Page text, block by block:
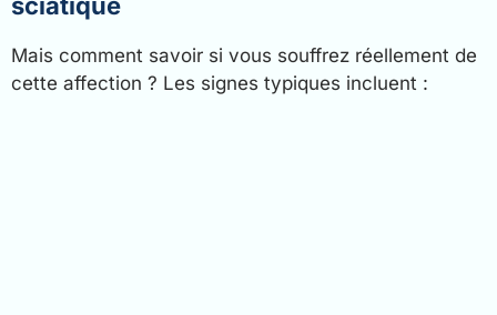
sciatique
Mais comment savoir si vous souffrez réellement de
cette affection ? Les signes typiques incluent :